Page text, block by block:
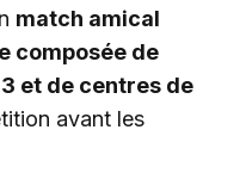
match amical
composée de
et de centres de
avant les